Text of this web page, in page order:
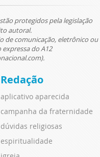
protegidos pela legislação
autoral.
de comunicação, eletrônico ou
do A12
Redação
aplicativo aparecida
campanha da fraternidade
dúvidas religiosas
espiritualidade